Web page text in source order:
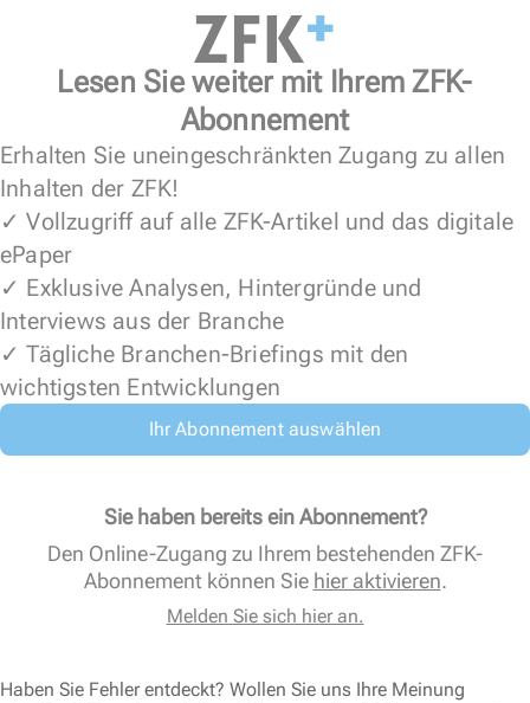
Lesen Sie weiter mit Ihrem ZFK-
Abonnement
Erhalten Sie uneingeschränkten Zugang zu allen
Inhalten der ZFK!
✓ Vollzugriff auf alle ZFK-Artikel und das digitale
ePaper
✓ Exklusive Analysen, Hintergründe und
Interviews aus der Branche
✓ Tägliche Branchen-Briefings mit den
wichtigsten Entwicklungen
Ihr Abonnement auswählen
Sie haben bereits ein Abonnement?
Den Online-Zugang zu Ihrem bestehenden ZFK-
Abonnement können Sie hier aktivieren.
Melden Sie sich hier an.
Haben Sie Fehler entdeckt? Wollen Sie uns Ihre Meinung